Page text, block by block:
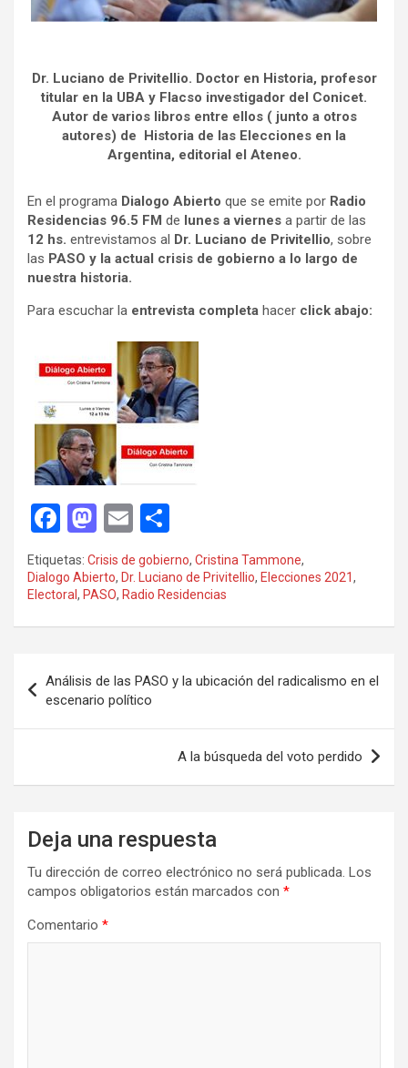
Dr. Luciano de Privitellio. Doctor en Historia, profesor
titular en la UBA y Flacso investigador del Conicet.
Autor de varios libros entre ellos ( junto a otros
autores) de Historia de las Elecciones en la
Argentina, editorial el Ateneo.
En el programa Dialogo Abierto que se emite por Radio
Residencias 96.5 FM de lunes a viernes a partir de las
12 hs. entrevistamos al Dr. Luciano de Privitellio, sobre
las PASO y la actual crisis de gobierno a lo largo de
nuestra historia.
Para escuchar la entrevista completa hacer click abajo:
F
a
ce
b
o
k
M
a
st
o
d
n
E
m
ail m
p
ar
Etiquetas: Crisis de gobierno, Cristina Tammone,
Dialogo Abierto, Dr. Luciano de Privitellio, Elecciones 2021,
Electoral, PASO, Radio Residencias
de
entradas
Análisis de las PASO y la ubicación del radicalismo en el
escenario político
A la búsqueda del voto perdido
Deja una respuesta
Tu dirección de correo electrónico no será publicada. Los
campos obligatorios están marcados con *
Comentario *